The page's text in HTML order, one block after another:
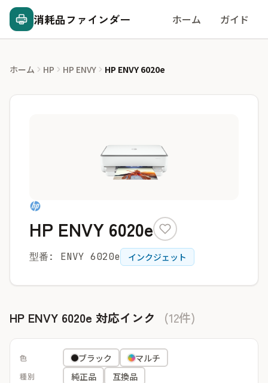
消耗品ファインダー ホーム ガイド
ホーム HP HP ENVY HP ENVY 6020e
HP ENVY 6020e
型番: ENVY 6020e インクジェット
HP ENVY 6020e 対応インク (12件)
色 ブラック マルチ
種別 純正品
互換品